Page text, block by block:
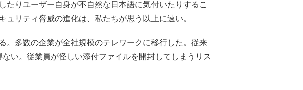
りユーザー自身が不自然な日本語に気付いたりするこ
リティ脅威の進化は、私たちが思う以上に速い。
多数の企業が全社規模のテレワークに移行した。従来
い。従業員が怪しい添付ファイルを開封してしまうリス